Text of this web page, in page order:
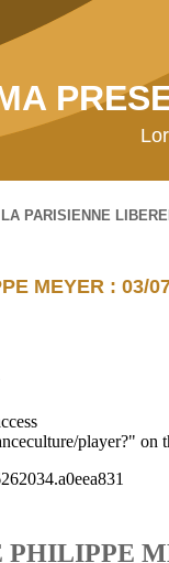
LA PARISIENNE
MEYER : 03/
PHILIPPE